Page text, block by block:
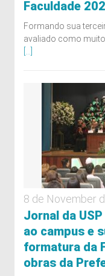
Faculdade
Formando sua
avaliado como
8 de November
Jornal da
ao campus e
formatura da
obras da